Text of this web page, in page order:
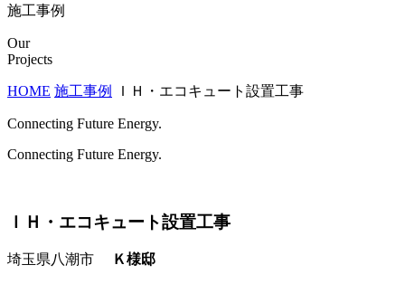
施工事例
Our
Projects
HOME 施工事例 ＩＨ・エコキュート設置工事
Connecting Future Energy.
Connecting Future Energy.
ＩＨ・エコキュート設置工事
埼玉県八潮市 Ｋ様邸